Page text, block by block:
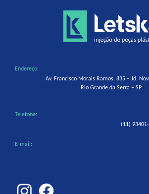
Endereço:
Av. Francisco Morais Ramos, 835 – Jd.
Rio Grande da Serra – SP
Telefone:
(11)
E-mail: